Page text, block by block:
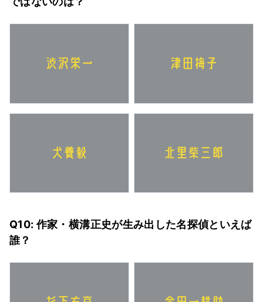
Q10: 作家・横溝正史が生み出した名探偵といえば
誰？